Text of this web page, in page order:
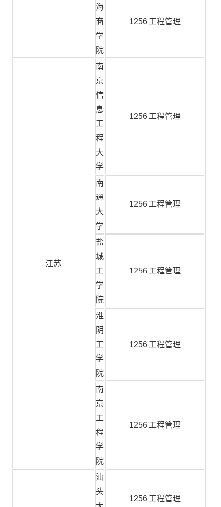
海
商
学
院
1256 工程管理
江苏
南
京
信
息
工
程
大
学
1256 工程管理
南
通
大
学
1256 工程管理
盐
城
工
学
院
1256 工程管理
淮
阴
工
学
院
1256 工程管理
南
京
工
程
学
院
1256 工程管理
汕
头
1256 工程管理